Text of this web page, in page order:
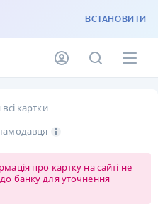
ВСТАНОВИТИ
картки
про картку на сайті не
банку для уточнення